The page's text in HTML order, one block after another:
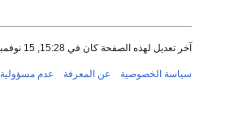
آخر تعديل لهذه الصفحة كان في 15:28, 15 نوفمبر 2013.
سياسة الخصوصية عن المعرفة عدم مسؤولية